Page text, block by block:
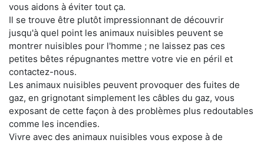
vous aidons à éviter tout ça.
Il se trouve être plutôt impressionnant de découvrir
jusqu'à quel point les animaux nuisibles peuvent se
montrer nuisibles pour l'homme ; ne laissez pas ces
petites bêtes répugnantes mettre votre vie en péril et
contactez-nous.
Les animaux nuisibles peuvent provoquer des fuites de
gaz, en grignotant simplement les câbles du gaz, vous
exposant de cette façon à des problèmes plus redoutables
comme les incendies.
Vivre avec des animaux nuisibles vous expose à de